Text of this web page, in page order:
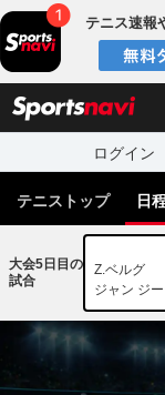
テニス速報
ログイン
テニストップ 日
大会5日目の
試合
Z.ベルグ
ジャン ジ